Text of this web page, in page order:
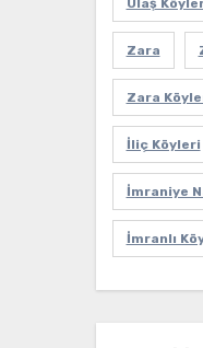
Ulaş
Zara
Zara
İliç Köyleri
İmraniye
İmranlı